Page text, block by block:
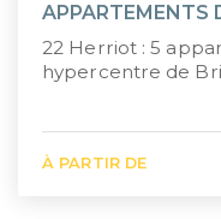
APPARTEMENTS
22 Herriot : 5
hypercentre de
À PARTIR DE